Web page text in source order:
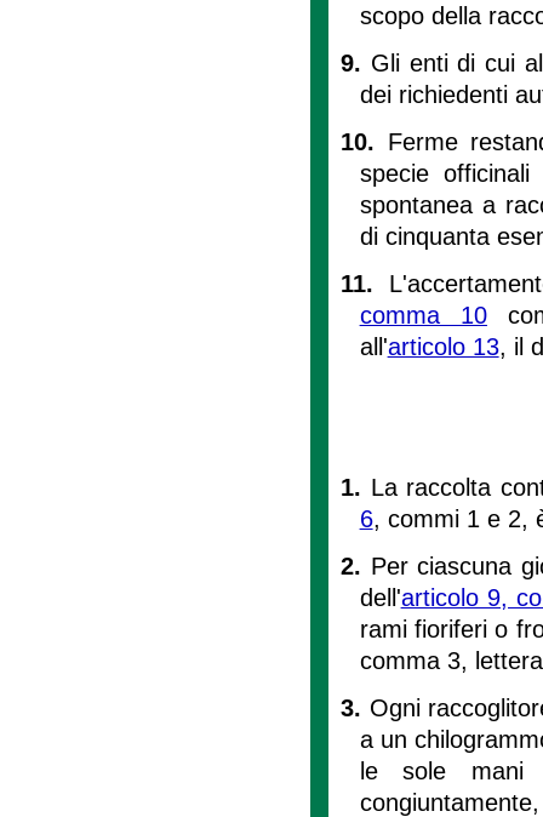
scopo della
9. Gli enti di cui
dei richiedenti
10. Ferme
specie
spontanea a
di cinquanta
11.
comma 10
all'articolo 13, il
1. La raccolta
6, commi 1 e 2,
2. Per ciascuna
dell'articolo 9,
rami fioriferi o
comma 3,
3. Ogni
a un
le sole mani